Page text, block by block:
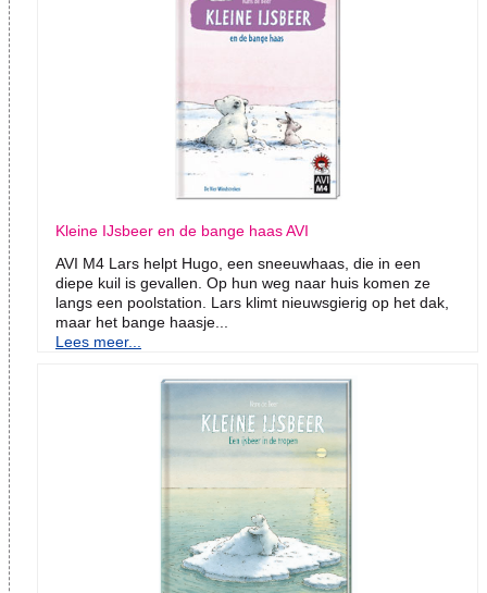
Kleine IJsbeer en de bange haas AVI
AVI M4 Lars helpt Hugo, een sneeuwhaas, die in een
diepe kuil is gevallen. Op hun weg naar huis komen ze
langs een poolstation. Lars klimt nieuwsgierig op het dak,
maar het bange haasje...
Lees meer...